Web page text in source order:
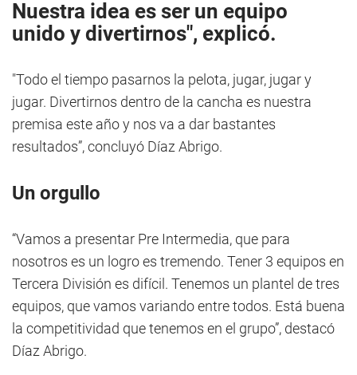
Nuestra idea es ser un equipo
unido y divertirnos", explicó.
"Todo el tiempo pasarnos la pelota, jugar, jugar y
jugar. Divertirnos dentro de la cancha es nuestra
premisa este año y nos va a dar bastantes
resultados”, concluyó Díaz Abrigo.
Un orgullo
“Vamos a presentar Pre Intermedia, que para
nosotros es un logro es tremendo. Tener 3 equipos en
Tercera División es difícil. Tenemos un plantel de tres
equipos, que vamos variando entre todos. Está buena
la competitividad que tenemos en el grupo”, destacó
Díaz Abrigo.